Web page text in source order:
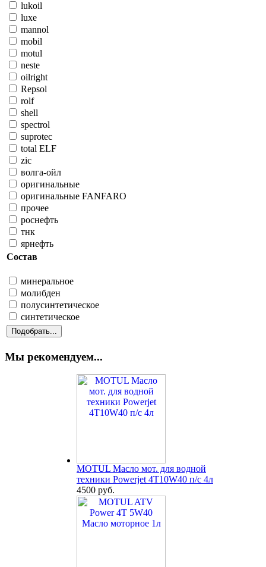
lukoil
luxe
mannol
mobil
motul
neste
oilright
Repsol
rolf
shell
spectrol
suprotec
total ELF
zic
волга-ойл
оригинальные
оригинальные FANFARO
прочее
роснефть
тнк
ярнефть
Состав
минеральное
молибден
полусинтетическое
синтетическое
Мы рекомендуем...
MOTUL Масло мот. для водной
техники Powerjet 4T10W40 п/с 4л
4500 руб.